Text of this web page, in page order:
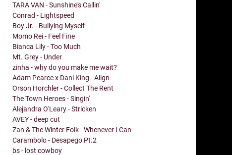
TARA VAN - Sunshine's Callin'
Conrad - Lightspeed
Boy Jr. - Bullying Myself
Momo Rei - Feel Fine
Bianca Lily - Too Much
Mt. Grey - Under
zinha - why do you make me wait?
Adam Pearce x Dani King - Align
Orson Horchler - Collect The Rent
The Town Heroes - Singin'
Alejandra O'Leary - Stricken
AVEY - deep cut
Zan & The Winter Folk - Whenever I Can
Carambolo - Desapego Pt.2
bs - lost cowboy